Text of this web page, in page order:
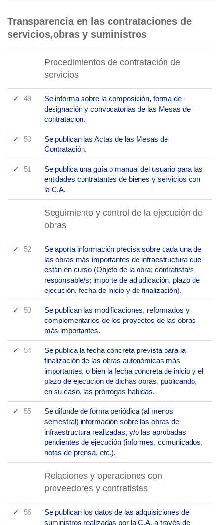
Transparencia en las contrataciones de
servicios,obras y suministros
Procedimientos de contratación de
servicios
49
Se informa sobre la composición, forma de
designación y convocatorias de las Mesas de
contratación.
50
Se publican las Actas de las Mesas de
Contratación.
51
Se publica una guía o manual del usuario para las
entidades contratantes de bienes y servicios con
la C.A.
Seguimiento y control de la ejecución de
obras
52
Se aporta información precisa sobre cada una de
las obras más importantes de infraestructura que
están en curso (Objeto de la obra; contratista/s
responsable/s; importe de adjudicación, plazo de
ejecución, fecha de inicio y de finalización).
53
Se publican las modificaciones, reformados y
complementarios de los proyectos de las obras
más importantes.
54
Se publica la fecha concreta prevista para la
finalización de las obras autonómicas más
importantes, o bien la fecha concreta de inicio y el
plazo de ejecución de dichas obras, publicando,
en su caso, las prórrogas habidas.
55
Se difunde de forma periódica (al menos
semestral) información sobre las obras de
infraestructura realizadas, y/o las aprobadas
pendientes de ejecución (informes, comunicados,
notas de prensa, etc.).
Relaciones y operaciones con
proveedores y contratistas
56
Se publican los datos de las adquisiciones de
suministros realizadas por la C.A. a través de